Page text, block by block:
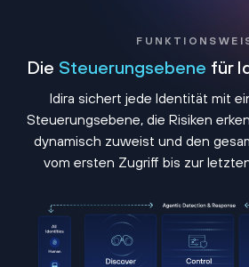
Die Steuerungsebene für
Idira sichert jede Identität mit
Steuerungsebene, die Risiken
dynamisch zuweist und den
vom ersten Zugriff bis zur